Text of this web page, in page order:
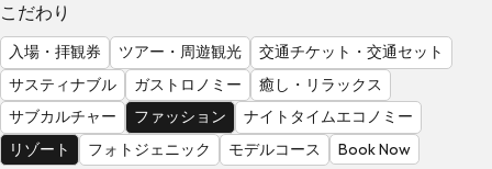
る
気
を
見
る
こだわり
入場・拝観券 ツアー・周遊観光
交通チケット・交通セット
サスティナブル
ガストロノミー
癒し・リラックス
サブカルチャー
ファッション
ナイトタイムエコノミー
リゾート
フォトジェニック モデルコース Book Now